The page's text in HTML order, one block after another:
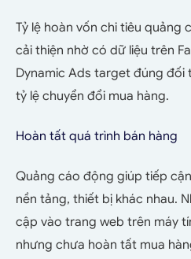
Tỷ lệ hoàn vốn chi tiêu quảng
cải thiện nhờ có dữ liệu trên
Dynamic Ads target đúng đối
tỷ lệ chuyển đổi mua hàng.
Hoàn tất quá trình bán hàng
Quảng cáo động giúp tiếp
nền tảng, thiết bị khác nhau.
cập vào trang web trên máy
nhưng chưa hoàn tất mua